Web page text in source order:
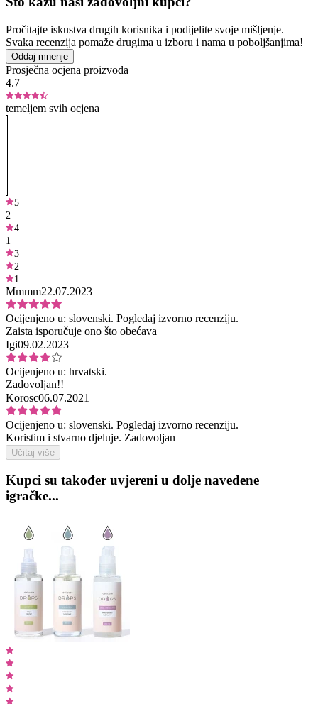
Pročitajte iskustva drugih korisnika i podijelite svoje mišljenje.
Svaka recenzija pomaže drugima u izboru i nama u poboljšanjima!
Oddaj mnenje
Prosječna ocjena proizvoda
4.7
temeljem svih ocjena
5
2
4
1
3
2
1
Mmmm22.07.2023
Ocijenjeno u: slovenski. Pogledaj izvorno recenziju.
Zaista isporučuje ono što obećava
Igi09.02.2023
Ocijenjeno u: hrvatski.
Zadovoljan!!
Korosc06.07.2021
Ocijenjeno u: slovenski. Pogledaj izvorno recenziju.
Koristim i stvarno djeluje. Zadovoljan
Učitaj više
Kupci su također uvjereni u dolje navedene
igračke...